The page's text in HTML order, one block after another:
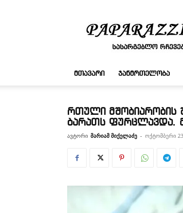
რჩევები
ᲛᲗᲐᲕᲐᲠᲘ ᲯᲐᲜᲛᲠᲗᲔᲚᲝᲑᲐ
რთული მშობიარობის
ბარათს ფურცლავდა.
ავტორი მარიამ მიქელაძე - ოქტომბერი